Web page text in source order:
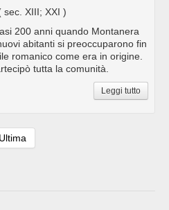
sec. XIII; XXI )
200 anni quando Montanera
abitanti si preoccuparono fin
romanico come era in origine.
tutta la comunità.
Leggi tutto
Ultima